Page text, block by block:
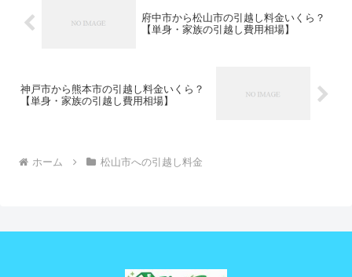
府中市から松山市の引越し料金いくら？
【単身・家族の引越し費用相場】
神戸市から熊本市の引越し料金いくら？
【単身・家族の引越し費用相場】
ホーム 松山市への引越し料金